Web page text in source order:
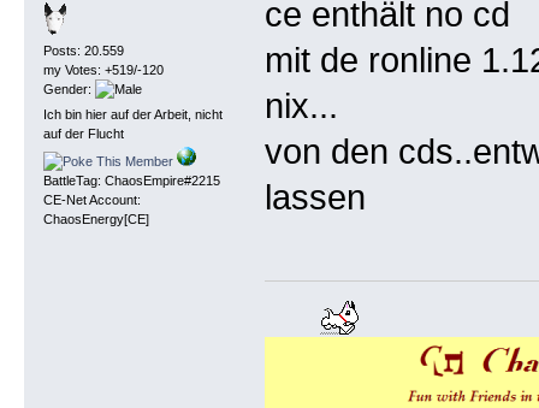
Posts: 20.559
my Votes: +519/-120
Gender:
Ich bin hier auf der Arbeit, nicht
auf der Flucht
BattleTag: ChaosEmpire#2215
CE-Net Account:
ChaosEnergy[CE]
ce enthält no cd
mit de ronline
nix...
von den
lassen